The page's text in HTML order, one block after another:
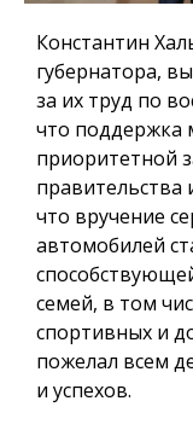
Константин
губернатора,
за их труд по
что поддержка
приоритетной
правительства
что вручение
автомобилей
семей, в том
спортивных и
пожелал всем
и успехов.